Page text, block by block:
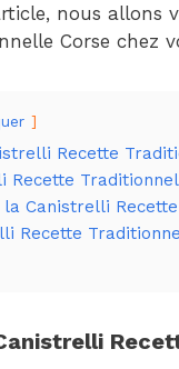
nous allons
Corse chez
Recette
Canistrelli
Recette